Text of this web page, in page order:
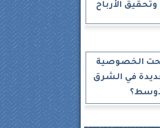
الأرباح
الخصوصية
في الشرق